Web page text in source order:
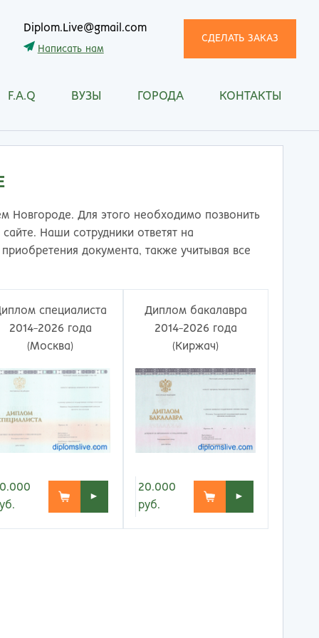
Diplom.Live@gmail.com
Написать нам
СДЕЛАТЬ ЗАКАЗ
F.A.Q ВУЗЫ ГОРОДА
Челны
Новгород
Смоленск
Сочи
Ставрополь
Таганрог
Тольятти
Томск
Тула
Улан-Удэ
Хабаровск
Химки
Чебоксары
КОНТАКТЫ
Новгороде. Для этого необходимо позвонить
Наши сотрудники ответят на
документа, также учитывая все
специалиста
2014-2026 года
(Москва)
►
Диплом бакалавра
2014-2026 года
(Киржач)
20.000
руб.
►